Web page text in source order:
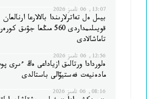
13:07, 06 تامىز 2026
بيىل ەل تەاترلارىندا بالالارعا ارنالعان
قويىلىمداردى 560 مىڭعا جۋىق
تاماشالادى
12:56, 06 تامىز 2026
ەلوردادا ورتالىق ازياداعى ەڭ ءىرى
مادەنيەت فەستيۆالى باستالدى
08:16, 06 تامىز 2026